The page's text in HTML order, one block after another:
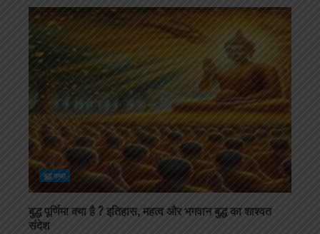
बुद्ध कथा
बुद्ध पूर्णिमा क्या है ? इतिहास, महत्व और भगवान बुद्ध का शाश्वत
संदेश